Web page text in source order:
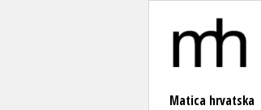
Matica hrvatska